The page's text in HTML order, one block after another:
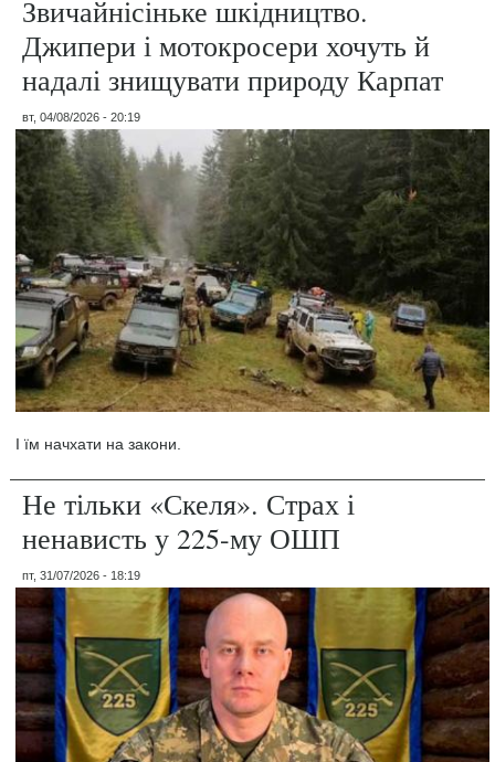
Звичайнісіньке шкідництво.
Джипери і мотокросери хочуть й
надалі знищувати природу Карпат
вт, 04/08/2026 - 20:19
І їм начхати на закони.
Не тільки «Скеля». Страх і
ненависть у 225-му ОШП
пт, 31/07/2026 - 18:19